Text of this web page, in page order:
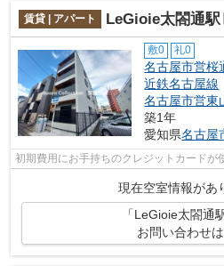
賃貸 | アパート LeGioie太閤通
敷0 礼0
名古屋市営桜
近鉄名古屋線
名古屋市営東
築1年
愛知県名古屋
初期費用にお手持ちのクレジットカードが
現在空室情報があ
「LeGioie太閤通
お問い合わせ